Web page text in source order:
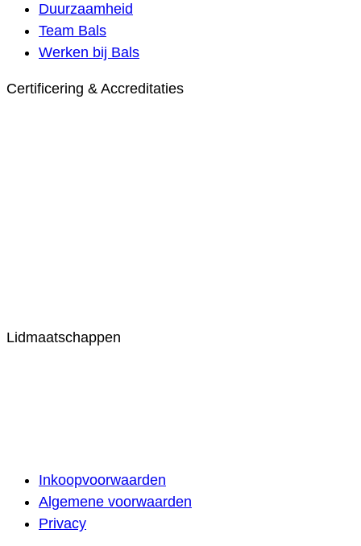
Duurzaamheid
Team Bals
Werken bij Bals
Certificering & Accreditaties
Lidmaatschappen
Inkoopvoorwaarden
Algemene voorwaarden
Privacy